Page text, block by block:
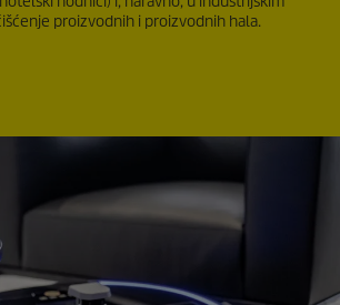
proizvodnih i proizvodnih hala.